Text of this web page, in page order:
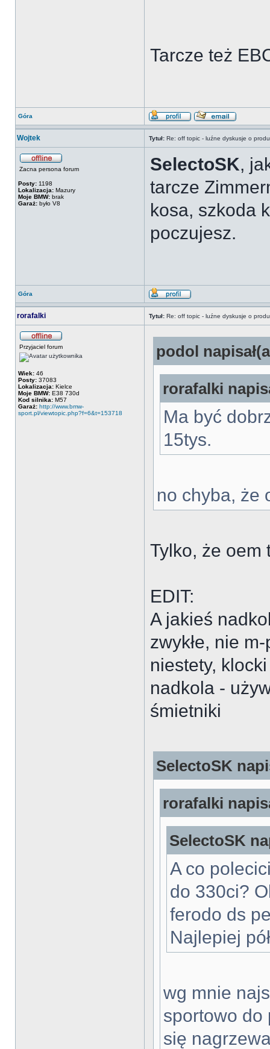
Tarcze też
Góra
Wojtek Tytuł: Re: off topic - luźne dyskusje o
Zacna persona forum
Posty: 1198
Lokalizacja: Mazury
Moje BMW: brak
Garaż: było V8
SelectoSK,
tarcze
kosa, szkoda
poczujesz.
Góra
rorafalki Tytuł: Re: off topic - luźne dyskusje o
Przyjaciel forum
Wiek: 46
Posty: 37083
Lokalizacja: Kielce
Moje BMW: E38 730d
Kod silnika: M57
Garaż: http://www.bmw-
sport.pl/viewtopic.php?f=6&t=153718
podol
rorafalki
Ma być
15tys.
no chyba, że
Tylko, że oem
EDIT:
A jakieś
zwykłe, nie
niestety,
nadkola -
śmietniki
SelectoSK
rorafalki
SelectoSK
A co
do 330ci?
ferodo ds
Najlepiej
wg mnie
sportowo do
się